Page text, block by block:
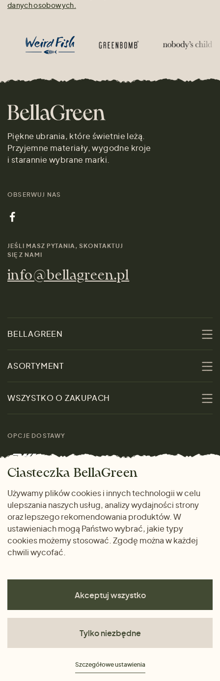
danych osobowych.
Piękne ubrania, które świetnie leżą.
Przyjemne materiały, wygodne kroje
i starannie wybrane marki.
OBSERWUJ NAS
JEŚLI MASZ PYTANIA, SKONTAKTUJ
SIĘ Z NAMI
info@bellagreen.pl
BELLAGREEN
Zrównoważoność
Skontaktuj się z nami
Marki
ASORTYMENT
Kobiety
Mężczyźni
Prezenty
WSZYSTKO O ZAKUPACH
rozmiarach
Zwrot towaru
Dlaczego warto kupować
u nas
OPCJE DOSTAWY
METODY PŁATNOŚCI
Polityka prywatności
Ciasteczka
Ciasteczka BellaGreen
Używamy plików cookies i innych technologii w celu
ulepszania naszych usług, analizy wydajności strony
oraz lepszego rekomendowania produktów. W
ustawieniach mogą Państwo wybrać, jakie typy
cookies możemy stosować. Zgodę można w każdej
chwili wycofać.
Akceptuj wszystko
Tylko niezbędne
Szczegółowe ustawienia